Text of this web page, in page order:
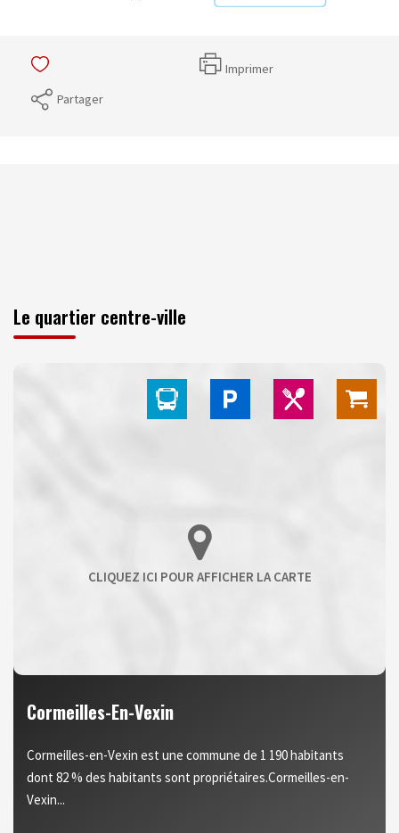
Imprimer
Partager
Le quartier centre-ville
Cormeilles-En-Vexin
Cormeilles-en-Vexin est une commune de 1 190 habitants
dont 82 % des habitants sont propriétaires.Cormeilles-en-
Vexin...